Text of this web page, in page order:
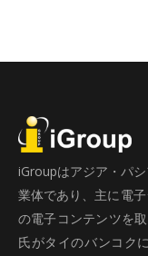
iGroupはアジア・パ
業体であり、主に電
の電子コンテンツを
氏がタイのバンコク